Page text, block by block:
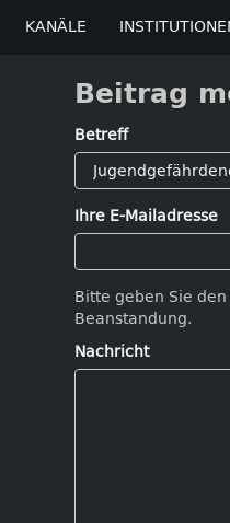
KANÄLE
Beitrag
Betreff
Ihre E-Mailadresse
Bitte geben Sie
Beanstandung.
Nachricht